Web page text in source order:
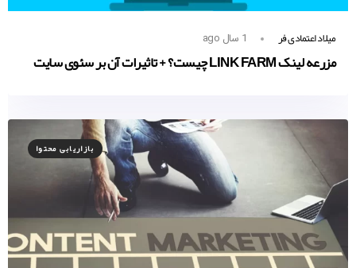
میلاد اعتمادی فر 1 سال ago
مزرعه لینک LINK FARM چیست؟ + تاثیرات آن بر سئوی سایت
بازاریابی محتوا